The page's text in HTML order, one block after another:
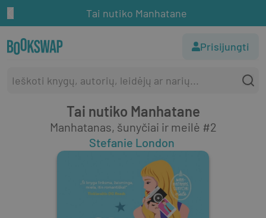
Tai nutiko Manhatane
Prisijungti
Tai nutiko Manhatane
Manhatanas, šunyčiai ir meilė #2
Stefanie London